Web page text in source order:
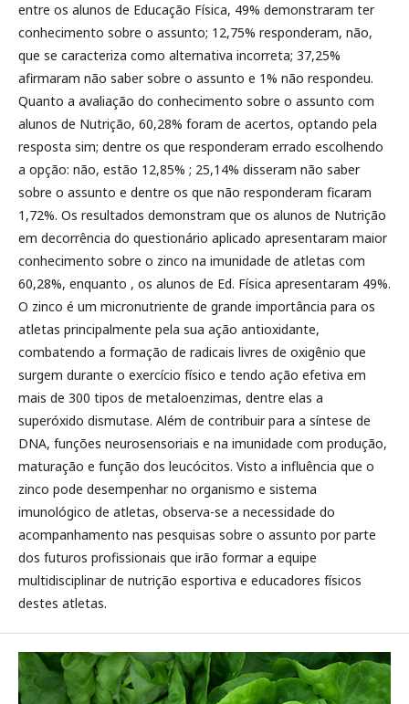
entre os alunos de Educação Física, 49% demonstraram ter
conhecimento sobre o assunto; 12,75% responderam, não,
que se caracteriza como alternativa incorreta; 37,25%
afirmaram não saber sobre o assunto e 1% não respondeu.
Quanto a avaliação do conhecimento sobre o assunto com
alunos de Nutrição, 60,28% foram de acertos, optando pela
resposta sim; dentre os que responderam errado escolhendo
a opção: não, estão 12,85% ; 25,14% disseram não saber
sobre o assunto e dentre os que não responderam ficaram
1,72%. Os resultados demonstram que os alunos de Nutrição
em decorrência do questionário aplicado apresentaram maior
conhecimento sobre o zinco na imunidade de atletas com
60,28%, enquanto , os alunos de Ed. Física apresentaram 49%.
O zinco é um micronutriente de grande importância para os
atletas principalmente pela sua ação antioxidante,
combatendo a formação de radicais livres de oxigênio que
surgem durante o exercício físico e tendo ação efetiva em
mais de 300 tipos de metaloenzimas, dentre elas a
superóxido dismutase. Além de contribuir para a síntese de
DNA, funções neurosensoriais e na imunidade com produção,
maturação e função dos leucócitos. Visto a influência que o
zinco pode desempenhar no organismo e sistema
imunológico de atletas, observa-se a necessidade do
acompanhamento nas pesquisas sobre o assunto por parte
dos futuros profissionais que irão formar a equipe
multidisciplinar de nutrição esportiva e educadores físicos
destes atletas.